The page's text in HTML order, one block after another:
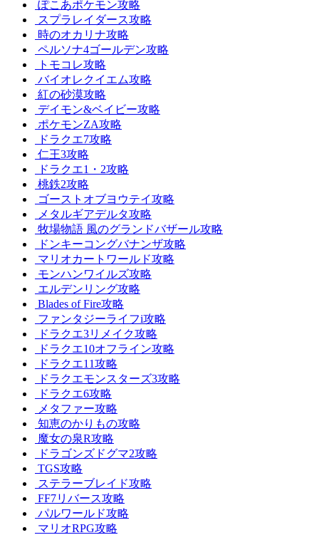
ぽこあポケモン攻略
スプラレイダース攻略
時のオカリナ攻略
ペルソナ4ゴールデン攻略
トモコレ攻略
バイオレクイエム攻略
紅の砂漠攻略
デイモン&ベイビー攻略
ポケモンZA攻略
ドラクエ7攻略
仁王3攻略
ドラクエ1・2攻略
桃鉄2攻略
ゴーストオブヨウテイ攻略
メタルギアデルタ攻略
牧場物語 風のグランドバザール攻略
ドンキーコングバナンザ攻略
マリオカートワールド攻略
モンハンワイルズ攻略
エルデンリング攻略
Blades of Fire攻略
ファンタジーライフi攻略
ドラクエ3リメイク攻略
ドラクエ10オフライン攻略
ドラクエ11攻略
ドラクエモンスターズ3攻略
ドラクエ6攻略
メタファー攻略
知恵のかりもの攻略
魔女の泉R攻略
ドラゴンズドグマ2攻略
TGS攻略
ステラーブレイド攻略
FF7リバース攻略
パルワールド攻略
マリオRPG攻略